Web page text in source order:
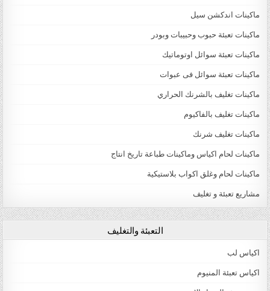
ماكينات اندكشن سيل
ماكينات تعبئة حبوب وحبيبات وبودر
ماكينات تعبئة سوائل اوتوماتيك
ماكينات تعبئة سوائل فى عبوات
ماكينات تغليف بالشرنك الحراري
ماكينات تغليف بالفاكيوم
ماكينات تغليف شرنك
ماكينات لحام اكياس وماكينات طباعة تاريخ انتاج
ماكينات لحام وغلق اكواب بلاستيكية
مشاريع تعبئة و تغليف
التعبئة والتغليف
اكياس لب
اكياس تعبئة المنيوم